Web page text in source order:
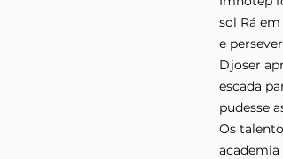
sol Rá
e
Djoser
escada
pudesse
Os
academia